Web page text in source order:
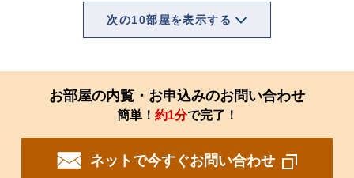
次の10部屋を表示する
お部屋の内覧・お申込みのお問い合わせ
簡単！ 約1分で完了！
ネットで今すぐお問い合わせ